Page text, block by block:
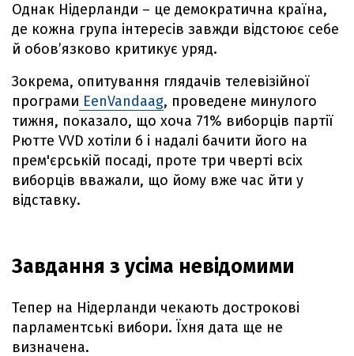
Однак Нідерланди – це демократична країна,
де кожна група інтересів завжди відстоює себе
й обов’язково критикує уряд.
Зокрема, опитування глядачів телевізійної
програми EenVandaag, проведене минулого
тижня, показало, що хоча 71% виборців партії
Рютте VVD хотіли б і надалі бачити його на
прем'єрській посаді, проте три чверті всіх
виборців вважали, що йому вже час йти у
відставку.
Завдання з усіма невідомими
Тепер на Нідерланди чекають дострокові
парламентські вибори. Їхня дата ще не
визначена.